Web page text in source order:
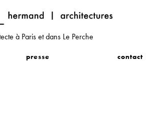
à Paris et dans Le Perche
presse contact